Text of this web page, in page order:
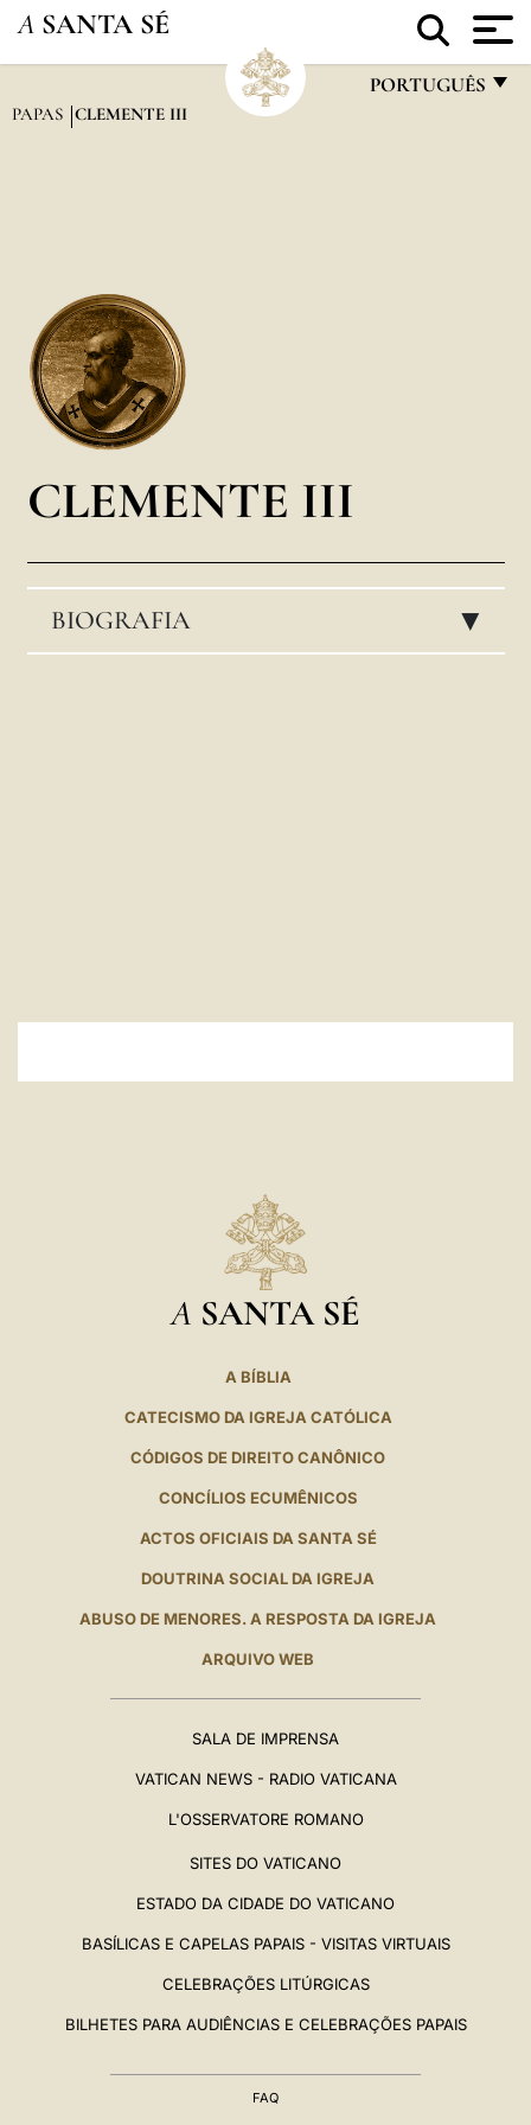
A SANTA SÉ
PORTUGUÊS
PAPAS CLEMENTE III
CLEMENTE III
BIOGRAFIA ▸
A SANTA SÉ
A BÍBLIA
CATECISMO DA IGREJA CATÓLICA
CÓDIGOS DE DIREITO CANÔNICO
CONCÍLIOS ECUMÊNICOS
ACTOS OFICIAIS DA SANTA SÉ
DOUTRINA SOCIAL DA IGREJA
ABUSO DE MENORES. A RESPOSTA DA IGREJA
ARQUIVO WEB
SALA DE IMPRENSA
VATICAN NEWS - RADIO VATICANA
L'OSSERVATORE ROMANO
SITES DO VATICANO
ESTADO DA CIDADE DO VATICANO
BASÍLICAS E CAPELAS PAPAIS - VISITAS VIRTUAIS
CELEBRAÇÕES LITÚRGICAS
BILHETES PARA AUDIÊNCIAS E CELEBRAÇÕES PAPAIS
FAQ